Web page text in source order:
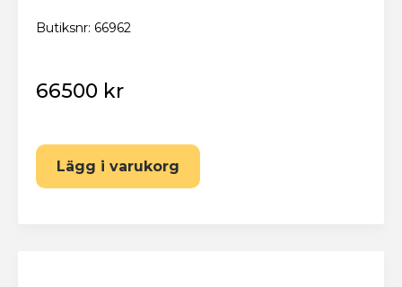
Butiksnr: 66962
66500 kr
Lägg i varukorg